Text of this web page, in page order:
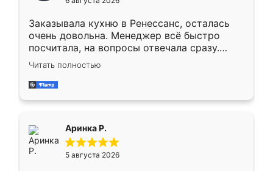
мебели буду заказывать только здесь.
Заказывала кухню в Ренессанс, осталась
очень довольна. Менеджер всё быстро
посчитала, на вопросы отвечала сразу.
Замерщик приехал в субботу, подошёл к
делу со всей ответственностью. Собрали
за день, ребята работали аккуратно, даже
Читать полностью
Аринка Р.
5 августа 2026